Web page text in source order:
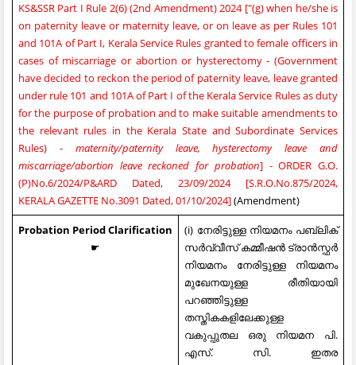
KS&SSR Part I Rule 2(6) (2nd Amendment) 2024 ["(g) when he/she is
on paternity leave or maternity leave, or on leave as per Rules 101
and 101A of Part I, Kerala Service Rules granted to female officers in
cases of miscarriage or abortion or hysterectomy - (Government
have decided to reckon the period of paternity leave, leave granted
under rule 101 and 101A of Part I of the Kerala Service Rules as duty
for the purpose of probation and to make suitable amendments to
the relevant rules in the Kerala State and Subordinate Services
Rules) - maternity/paternity leave, hysterectomy leave and
miscarriage/abortion leave reckoned for probation] - ORDER G.O.
(P)No.6/2024/P&ARD Dated, 23/09/2024 [S.R.O.No.875/2024,
KERALA GAZETTE No.3091 Dated, 01/10/2024](Amendment)
Probation Period Clarification
☛
(i) നേരിട്ടുള്ള നിയമനം പബ്ലിക്
സർവ്വീസ് കമ്മീഷൻ ട്രാൻസ്ഫർ
നിയമനം നേരിട്ടുള്ള നിയമനം
മുഖേനയുള്ള രീതിയായി
പറഞ്ഞിട്ടുള്ള
തസ്തികകളിലേക്കുള്ള
വകുപ്പുതല ഒരു നിയമന പി.
എസ്. സി. ഇതര